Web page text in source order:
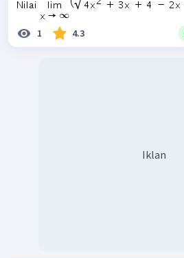
1 4.3
Iklan